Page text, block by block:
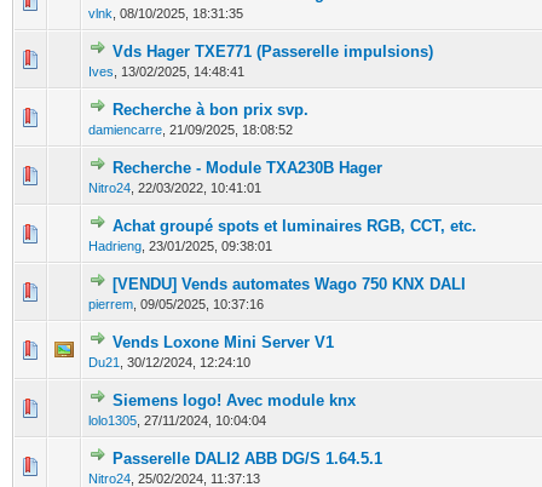
vlnk 08/10/2025, 18:31:35
Vds Hager TXE771 (Passerelle impulsions)
Ives 13/02/2025, 14:48:41
0 Votes - 0 sur 5 en moyenne
1 234 5
Recherche à bon prix svp.
damiencarre 21/09/2025, 18:08:52
0 Votes - 0 sur 5 en moyenne
12345
Recherche - Module TXA230B Hager
Nitro24 22/03/2022, 10:41:01
0 Votes - 0 sur 5 en moyenne
1 2345
Achat groupé spots et luminaires RGB, CCT, etc.
Hadrieng 23/01/2025, 09:38:01
0 Votes - 0 sur 5 en moyenne
12 345
[VENDU] Vends automates Wago 750 KNX DALI
pierrem 09/05/2025, 10:37:16
0 Votes - 0 sur 5 en moyenne
1234 5
Vends Loxone Mini Server V1
Du21 30/12/2024, 12:24:10
0 Votes - 0 sur 5 en moyenne
123 45
Siemens logo! Avec module knx
lolo1305 27/11/2024, 10:04:04
0 Votes - 0 sur 5 en moyenne
123 45
Passerelle DALI2 ABB DG/S 1.64.5.1
Nitro24 25/02/2024, 11:37:13
0 Votes - 0 sur 5 en moyenne
12345